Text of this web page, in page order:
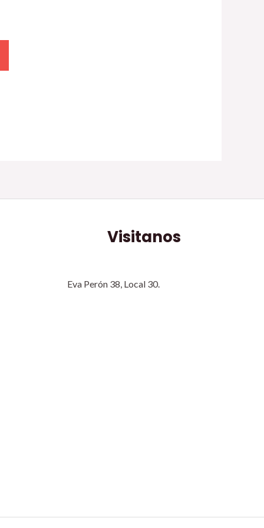
Visitanos
Eva Perón 38, Local 30.